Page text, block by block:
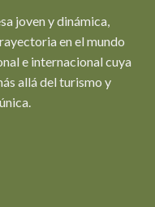
joven y dinámica,
en el mundo
e internacional cuya
allá del turismo y